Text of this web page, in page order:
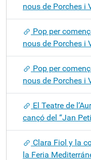
nous de Porches i
Pop per
nous de Porches i
Pop per
nous de Porches i
El Teatre de
cançó del “Jan
Clara Fiol y la
la Feria